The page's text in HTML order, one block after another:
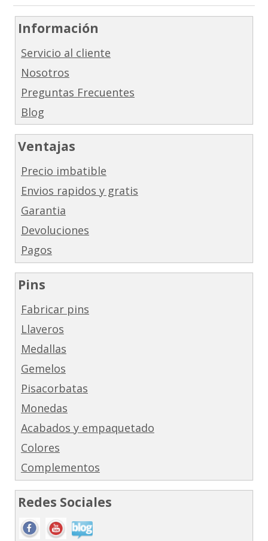
Información
Servicio al cliente
Nosotros
Preguntas Frecuentes
Blog
Ventajas
Precio imbatible
Envios rapidos y gratis
Garantia
Devoluciones
Pagos
Pins
Fabricar pins
Llaveros
Medallas
Gemelos
Pisacorbatas
Monedas
Acabados y empaquetado
Colores
Complementos
Redes Sociales